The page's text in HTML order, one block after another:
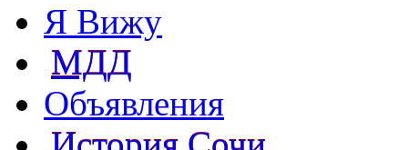
Я Вижу
МДД
Объявления